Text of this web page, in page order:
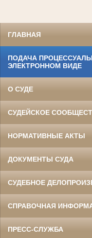
ГЛАВНАЯ
ПОДАЧА
ЭЛЕКТРОННОМ ВИДЕ
О СУДЕ
СУДЕЙСКОЕ
НОРМАТИВНЫЕ АКТЫ
ДОКУМЕНТЫ СУДА
СУДЕБНОЕ
СПРАВОЧНАЯ
ПРЕСС-СЛУЖБА